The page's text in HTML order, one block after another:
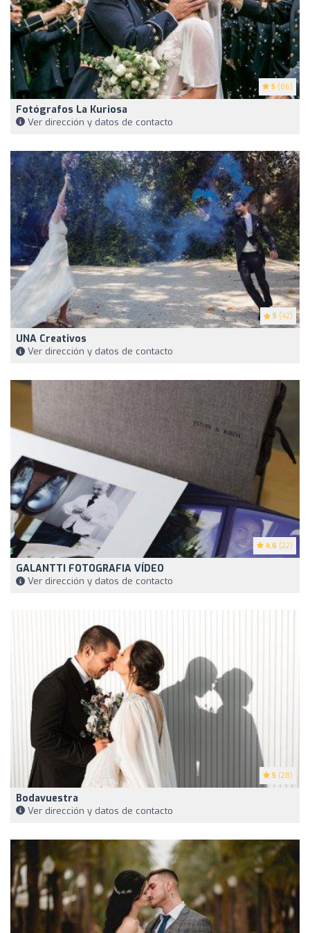
5 (86)
Fotógrafos La Kuriosa
Ver dirección y datos de contacto
5 (42)
UNA Creativos
Ver dirección y datos de contacto
4.6 (22)
GALANTTI FOTOGRAFIA VÍDEO
Ver dirección y datos de contacto
5 (28)
Bodavuestra
Ver dirección y datos de contacto